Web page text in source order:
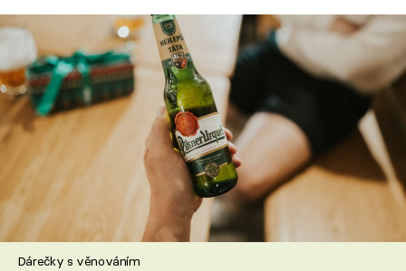
Dárečky s věnováním